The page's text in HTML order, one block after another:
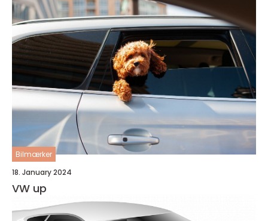
Bilmærker
18. January 2024
VW up